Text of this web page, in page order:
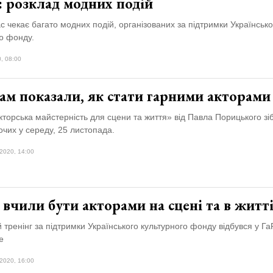
чекає багато модних подій, організованих за підтримки
фонду.
08:00
показали, як стати гарними акторами
майстерність для сцени та життя» від Павла Порицького
у середу, 25 листопада.
14:00
бути акторами на сцені та в житті
за підтримки Українського культурного фонду відбувся у
16:00